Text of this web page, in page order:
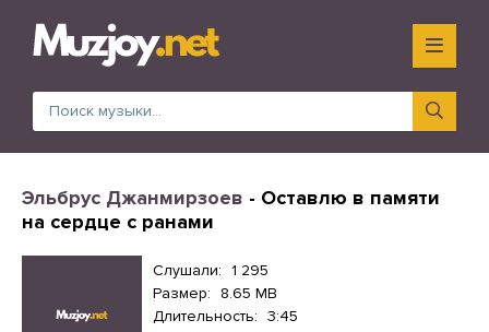
Эльбрус Джанмирзоев - Оставлю в памяти
на сердце с ранами
Слушали: 1 295
Размер:
8.65 MB
Длительность: 3:45